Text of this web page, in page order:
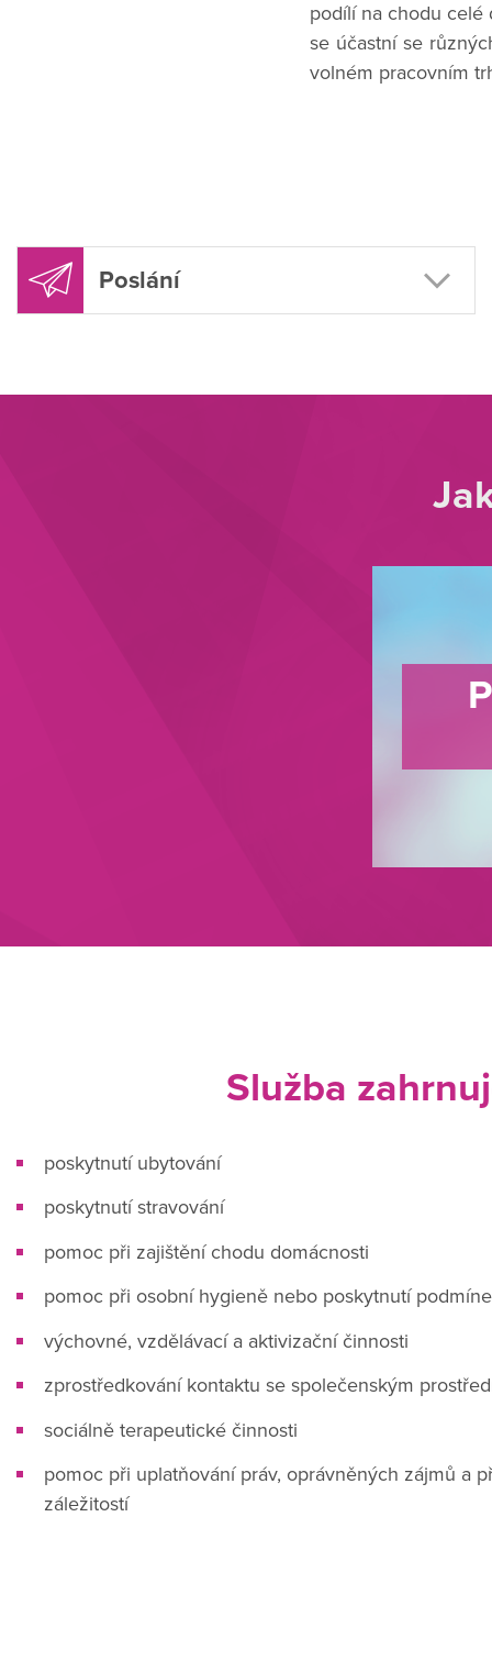
podílí na chodu celé
se účastní se
volném pracovním
Poslání
Služba
poskytnutí ubytování
poskytnutí stravování
pomoc při zajištění chodu domácnosti
pomoc při osobní hygieně nebo poskytnutí
výchovné, vzdělávací a aktivizační činnosti
zprostředkování kontaktu se společenským
sociálně terapeutické činnosti
pomoc při uplatňování práv, oprávněných zájmů a
záležitostí